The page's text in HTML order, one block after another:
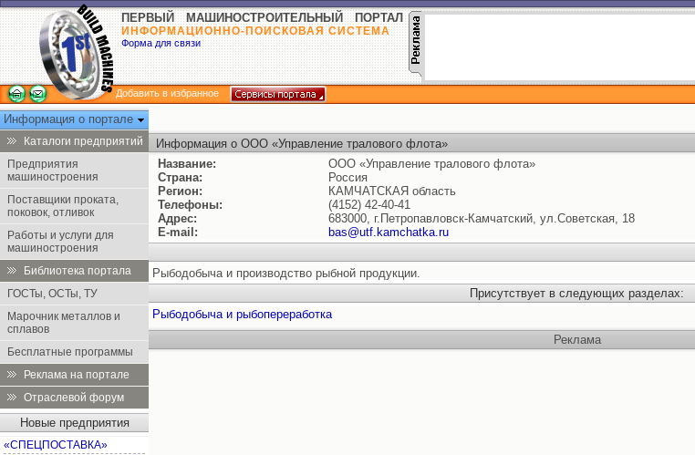
ПЕРВЫЙ МАШИНОСТРОИТЕЛЬНЫЙ ПОРТАЛ
ИНФОРМАЦИОННО-ПОИСКОВАЯ СИСТЕМА
Форма для связи
Добавить в избранное
Информация о портале
Каталоги предприятий
Предприятия
машиностроения
Поставщики проката,
поковок, отливок
Работы и услуги для
машиностроения
Библиотека портала
ГОСТы, ОСТы, ТУ
Марочник металлов и
сплавов
Бесплатные программы
Реклама на портале
Отраслевой форум
Новые предприятия
«СПЕЦПОСТАВКА»
Информация о ООО «Управление тралового флота»
Название:
ООО «Управление тралового флота»
Страна:
Россия
Регион:
КАМЧАТСКАЯ область
Телефоны:
(4152) 42-40-41
Адрес:
683000, г.Петропавловск-Камчатский, ул.Советская, 18
E-mail:
bas@utf.kamchatka.ru
Рыбодобыча и производство рыбной продукции.
Присутствует в следующих разделах:
Рыбодобыча и рыбопереработка
Реклама